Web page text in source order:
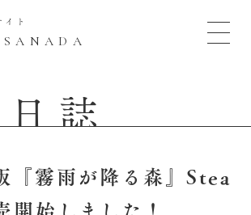
ト
誌
『霧雨が降る森』Stea